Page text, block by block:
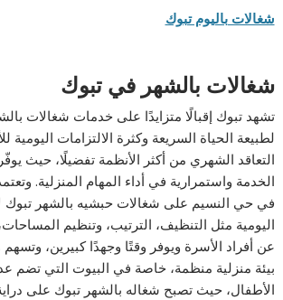
شغالات باليوم تبوك
شغالات بالشهر في تبوك
تشهد تبوك إقبالًا متزايدًا على خدمات شغالات
لطبيعة الحياة السريعة وكثرة الالتزامات اليومية
التعاقد الشهري من أكثر الأنظمة تفضيلًا، حيث
الخدمة واستمرارية في أداء المهام المنزلية.
في حي النسيم على شغالات حبشيه بالشهر تبوك
اليومية مثل التنظيف، الترتيب، وتنظيم
عن أفراد الأسرة ويوفر وقتًا وجهدًا كبيرين،
بيئة منزلية منظمة، خاصة في البيوت التي تضم
الأطفال، حيث تصبح شغاله بالشهر تبوك على